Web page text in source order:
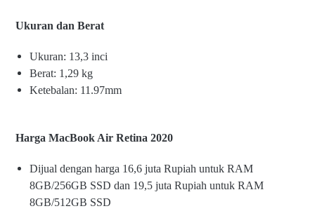
Ukuran dan Berat
Ukuran: 13,3 inci
Berat: 1,29 kg
Ketebalan: 11.97mm
Harga MacBook Air Retina 2020
Dijual dengan harga 16,6 juta Rupiah untuk RAM
8GB/256GB SSD dan 19,5 juta Rupiah untuk RAM
8GB/512GB SSD